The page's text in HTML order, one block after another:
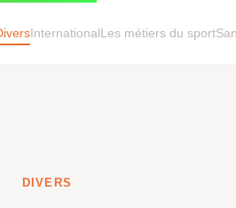
InternationalLes métiers du sport
DIVERS